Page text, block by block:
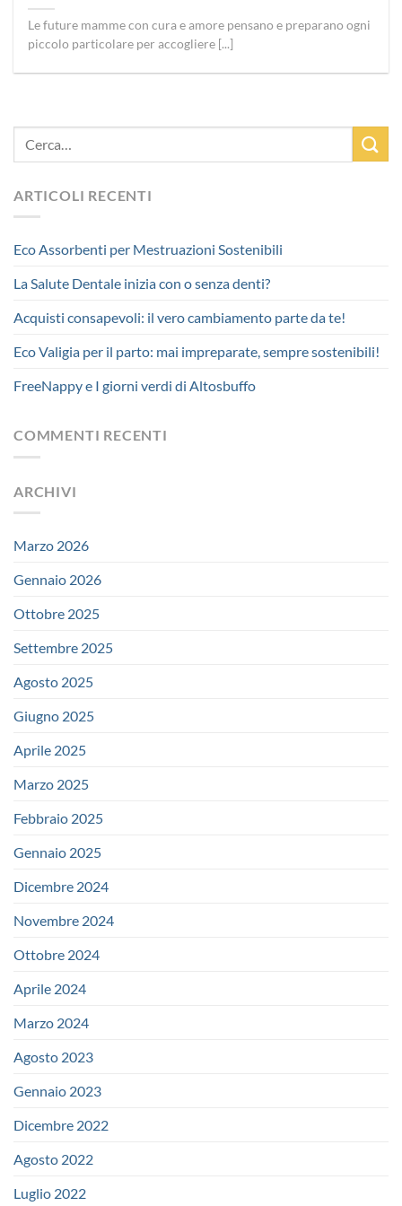
ARTICOLI RECENTI
Eco Assorbenti per Mestruazioni Sostenibili
La Salute Dentale inizia con o senza denti?
Acquisti consapevoli: il vero cambiamento parte da te!
Eco Valigia per il parto: mai impreparate, sempre sostenibili!
FreeNappy e I giorni verdi di Altosbuffo
COMMENTI RECENTI
ARCHIVI
Marzo 2026
Gennaio 2026
Ottobre 2025
Settembre 2025
Agosto 2025
Giugno 2025
Aprile 2025
Marzo 2025
Febbraio 2025
Gennaio 2025
Dicembre 2024
Novembre 2024
Ottobre 2024
Aprile 2024
Marzo 2024
Agosto 2023
Gennaio 2023
Dicembre 2022
Agosto 2022
Luglio 2022
Le future mamme con cura e amore pensano e preparano ogni
piccolo particolare per accogliere [...]